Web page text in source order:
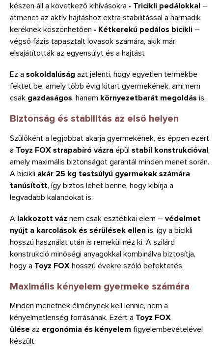
készen áll a következő kihívásokra • Tricikli pedálokkal –
átmenet az aktív hajtáshoz extra stabilitással a harmadik
keréknek köszönhetően • Kétkerekű pedálos bicikli –
végső fázis tapasztalt lovasok számára, akik már
elsajátították az egyensúlyt és a hajtást
Ez a sokoldalúság azt jelenti, hogy egyetlen termékbe
fektet be, amely több évig kitart gyermekének, ami nem
csak gazdaságos, hanem környezetbarát megoldás is.
Biztonság és stabilitás az első helyen
Szülőként a legjobbat akarja gyermekének, és éppen ezért
a Toyz FOX strapabíró vázra épül stabil konstrukcióval,
amely maximális biztonságot garantál minden menet során.
A bicikli akár 25 kg testsúlyú gyermekek számára
tanúsított, így biztos lehet benne, hogy kibírja a
legvadabb kalandokat is.
A lakkozott váz nem csak esztétikai elem – védelmet
nyújt a karcolások és sérülések ellen is, így a bicikli
hosszú használat után is remekül néz ki. A szilárd
konstrukció minőségi anyagokkal kombinálva biztosítja,
hogy a Toyz FOX hosszú évekre szóló befektetés.
Maximális kényelem gyermeke számára
Minden menetnek élménynek kell lennie, nem a
kényelmetlenség forrásának. Ezért a Toyz FOX
ülése az ergonómia és kényelem figyelembevételével
készült: